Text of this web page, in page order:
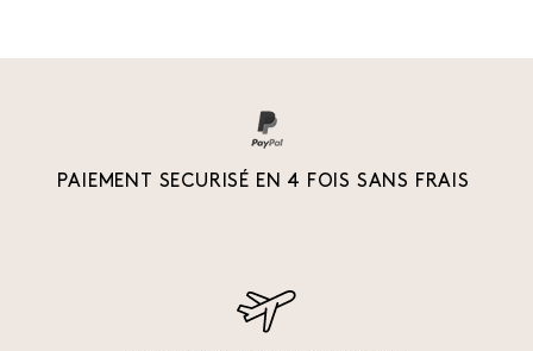
PAIEMENT SECURISÉ EN 4 FOIS SANS FRAIS